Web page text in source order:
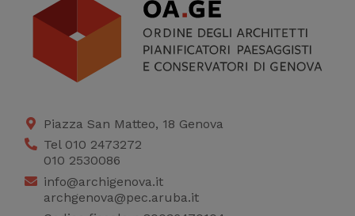
Piazza San Matteo, 18 Genova
Tel 010 2473272
010 2530086
info@archigenova.it
archgenova@pec.aruba.it